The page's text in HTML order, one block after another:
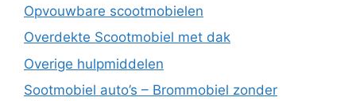
Opvouwbare scootmobielen
Overdekte Scootmobiel met dak
Overige hulpmiddelen
Sootmobiel auto’s – Brommobiel zonder